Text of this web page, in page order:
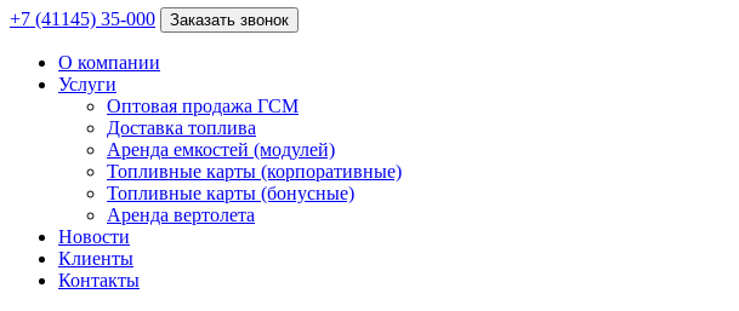
+7 (41145) 35-000 Заказать звонок
О компании
Услуги
Оптовая продажа ГСМ
Доставка топлива
Аренда емкостей (модулей)
Топливные карты (корпоративные)
Топливные карты (бонусные)
Аренда вертолета
Новости
Клиенты
Контакты